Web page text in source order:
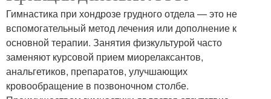
Гимнастика при хондрозе грудного отдела — это не
вспомогательный метод лечения или дополнение к
основной терапии. Занятия физкультурой часто
заменяют курсовой прием миорелаксантов,
анальгетиков, препаратов, улучшающих
кровообращение в позвоночном столбе.